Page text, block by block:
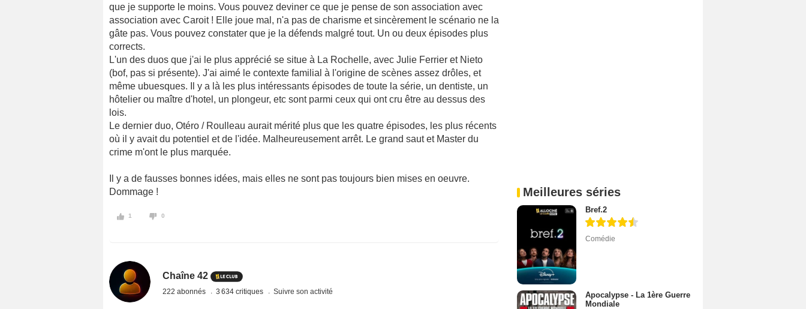
que je supporte le moins. Vous pouvez deviner ce que je pense de son association avec
association avec Caroit ! Elle joue mal, n'a pas de charisme et sincèrement le scénario ne la
gâte pas. Vous pouvez constater que je la défends malgré tout. Un ou deux épisodes plus
corrects.
L'un des duos que j'ai le plus apprécié se situe à La Rochelle, avec Julie Ferrier et Nieto
(bof, pas si présente). J'ai aimé le contexte familial à l'origine de scènes assez drôles, et
même ubuesques. Il y a là les plus intéressants épisodes de toute la série, un dentiste, un
hôtelier ou maître d'hotel, un plongeur, etc sont parmi ceux qui ont cru être au dessus des
lois.
Le dernier duo, Otéro / Roulleau aurait mérité plus que les quatre épisodes, les plus récents
où il y avait du potentiel et de l'idée. Malheureusement arrêt. Le grand saut et Master du
crime m'ont le plus marquée.
Il y a de fausses bonnes idées, mais elles ne sont pas toujours bien mises en oeuvre.
Dommage !
1 0
Chaîne 42
222 abonnés 3 634 critiques Suivre son activité
Meilleures séries
Bref.2
Comédie
Apocalypse - La 1ère Guerre
Mondiale